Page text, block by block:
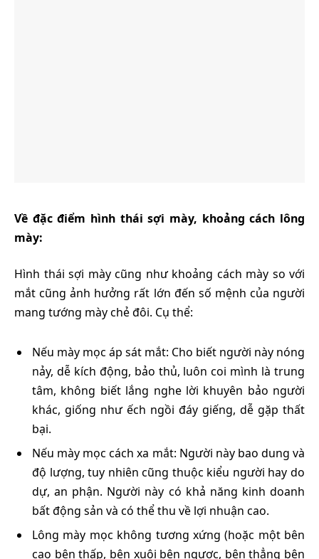
Về đặc điểm hình thái sợi mày, khoảng cách lông
mày:
Hình thái sợi mày cũng như khoảng cách mày so với
mắt cũng ảnh hưởng rất lớn đến số mệnh của người
mang tướng mày chẻ đôi. Cụ thể:
Nếu mày mọc áp sát mắt: Cho biết người này nóng
nảy, dễ kích động, bảo thủ, luôn coi mình là trung
tâm, không biết lắng nghe lời khuyên bảo người
khác, giống như ếch ngồi đáy giếng, dễ gặp thất
bại.
Nếu mày mọc cách xa mắt: Người này bao dung và
độ lượng, tuy nhiên cũng thuộc kiểu người hay do
dự, an phận. Người này có khả năng kinh doanh
bất động sản và có thể thu về lợi nhuận cao.
Lông mày mọc không tương xứng (hoặc một bên
cao bên thấp, bên xuôi bên ngược, bên thẳng bên